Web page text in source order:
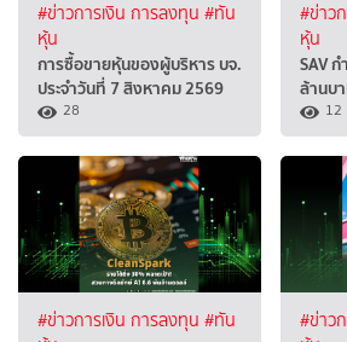
#ข่าวการเงิน การลงทุน #ทัน
หุ้น
การซื้อขายหุ้นของผู้บริหาร บจ.
ประจำวันที่ 7 สิงหาคม 2569
28
#ข่าว
หุ้น
SAV
ล้านบ
12
#ข่าวการเงิน การลงทุน #ทัน
#ข่าว